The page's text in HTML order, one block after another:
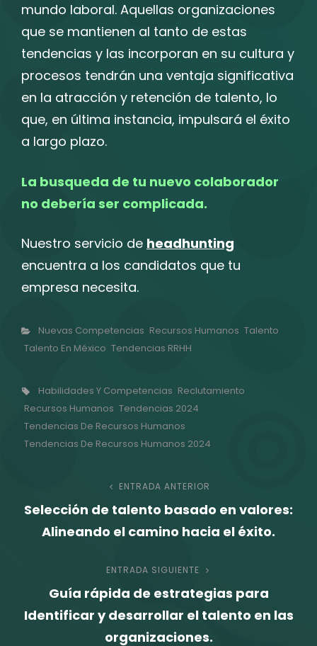
mundo laboral. Aquellas organizaciones
que se mantienen al tanto de estas
tendencias y las incorporan en su cultura y
procesos tendrán una ventaja significativa
en la atracción y retención de talento, lo
que, en última instancia, impulsará el éxito
a largo plazo.
La busqueda de tu nuevo colaborador
no debería ser complicada.
Nuestro servicio de headhunting
encuentra a los candidatos que tu
empresa necesita.
Categorías
Nuevas Competencias Recursos Humanos Talento
Talento En México Tendencias RRHH
Etiquetas,
Habilidades Y Competencias Reclutamiento
Recursos Humanos Tendencias 2024
Tendencias De Recursos Humanos
Tendencias De Recursos Humanos 2024
Navegación
de
entradas
Entrada
anterior
ENTRADA ANTERIOR
Selección de talento basado en valores:
Alineando el camino hacia el éxito.
Entrada
siguiente
ENTRADA SIGUIENTE
Guía rápida de estrategias para
Identificar y desarrollar el talento en las
organizaciones.